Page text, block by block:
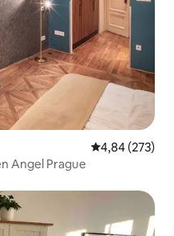
Priemerné
4,84 (273)
Angel Prague